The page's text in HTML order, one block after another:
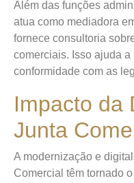
Além das funções
atua como mediadora
fornece consultoria
comerciais. Isso ajuda
conformidade com as
Impacto da
Junta
A modernização e
Comercial têm tornado